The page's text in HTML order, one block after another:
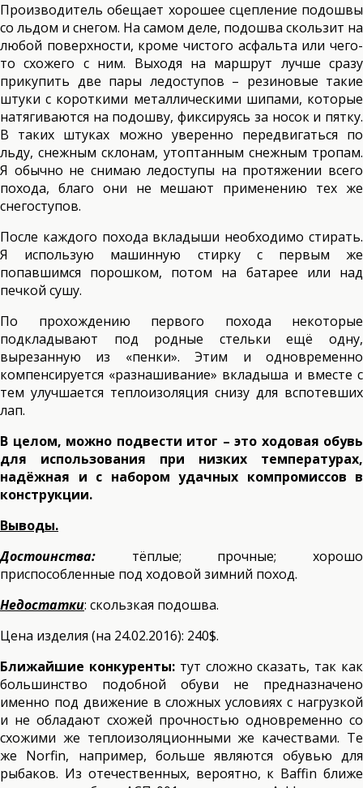
Производитель обещает хорошее сцепление подошвы
со льдом и снегом. На самом деле, подошва скользит на
любой поверхности, кроме чистого асфальта или чего-
то схожего с ним. Выходя на маршрут лучше сразу
прикупить две пары ледоступов – резиновые такие
штуки с короткими металлическими шипами, которые
натягиваются на подошву, фиксируясь за носок и пятку.
В таких штуках можно уверенно передвигаться по
льду, снежным склонам, утоптанным снежным тропам.
Я обычно не снимаю ледоступы на протяжении всего
похода, благо они не мешают применению тех же
снегоступов.
После каждого похода вкладыши необходимо стирать.
Я использую машинную стирку с первым же
попавшимся порошком, потом на батарее или над
печкой сушу.
По прохождению первого похода некоторые
подкладывают под родные стельки ещё одну,
вырезанную из «пенки». Этим и одновременно
компенсируется «разнашивание» вкладыша и вместе с
тем улучшается теплоизоляция снизу для вспотевших
лап.
В целом, можно подвести итог – это ходовая обувь
для использования при низких температурах,
надёжная и с набором удачных компромиссов в
конструкции.
Выводы.
Достоинства: тёплые; прочные; хорошо
приспособленные под ходовой зимний поход.
Недостатки: скользкая подошва.
Цена изделия (на 24.02.2016): 240$.
Ближайшие конкуренты: тут сложно сказать, так как
большинство подобной обуви не предназначено
именно под движение в сложных условиях с нагрузкой
и не обладают схожей прочностью одновременно со
схожими же теплоизоляционными же качествами. Те
же Norfin, например, больше являются обувью для
рыбаков. Из отечественных, вероятно, к Baffin ближе